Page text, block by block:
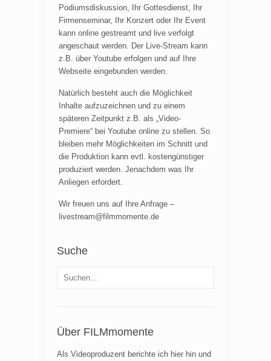
Podiumsdiskussion, Ihr Gottesdienst, Ihr
Firmenseminar, Ihr Konzert oder Ihr Event
kann online gestreamt und live verfolgt
angeschaut werden. Der Live-Stream kann
z.B. über Youtube erfolgen und auf Ihre
Webseite eingebunden werden.
Natürlich besteht auch die Möglichkeit
Inhalte aufzuzeichnen und zu einem
späteren Zeitpunkt z.B. als „Video-
Premiere“ bei Youtube online zu stellen. So
bleiben mehr Möglichkeiten im Schnitt und
die Produktion kann evtl. kostengünstiger
produziert werden. Jenachdem was Ihr
Anliegen erfordert.
Wir freuen uns auf Ihre Anfrage –
livestream@filmmomente.de
Suche
Über FILMmomente
Als Videoproduzent berichte ich hier hin und